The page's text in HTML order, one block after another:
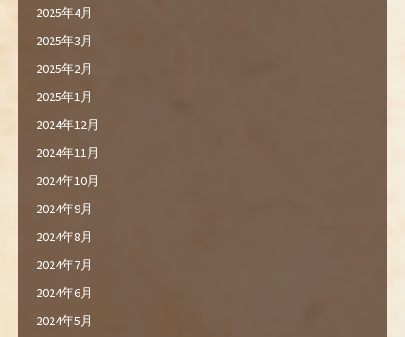
2025年4月
2025年3月
2025年2月
2025年1月
2024年12月
2024年11月
2024年10月
2024年9月
2024年8月
2024年7月
2024年6月
2024年5月